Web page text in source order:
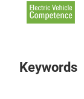
Keywords